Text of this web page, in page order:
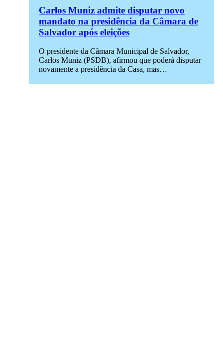
Carlos Muniz admite disputar novo
mandato na presidência da Câmara de
Salvador após eleições
O presidente da Câmara Municipal de Salvador,
Carlos Muniz (PSDB), afirmou que poderá disputar
novamente a presidência da Casa, mas…